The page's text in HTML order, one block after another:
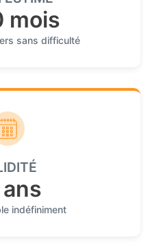
mois
sans difficulté
indéfiniment